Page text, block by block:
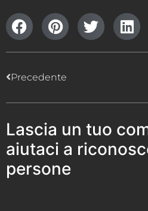
Precedente
Lascia un tuo
aiutaci a
persone